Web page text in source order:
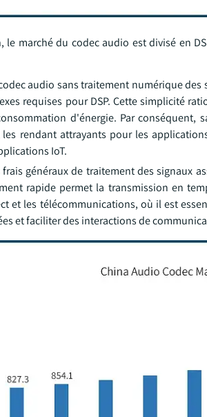
le marché du codec audio est divisé en
audio sans traitement numérique
requises pour DSP. Cette simplicité
d'énergie. Par conséquent,
les rendant attrayants pour les
IoT.
généraux de traitement des signaux
rapide permet la transmission en
et les télécommunications, où il est
et faciliter des interactions de